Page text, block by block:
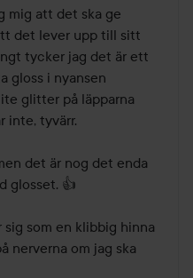
mig att det ska ge
det lever upp till sitt
tycker jag det är ett
gloss i nyansen
glitter på läpparna
inte, tyvärr.
det är nog det enda
glosset. 👍
som en klibbig hinna
nerverna om jag ska